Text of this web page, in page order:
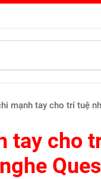
mạnh tay cho trí tuệ
tay cho